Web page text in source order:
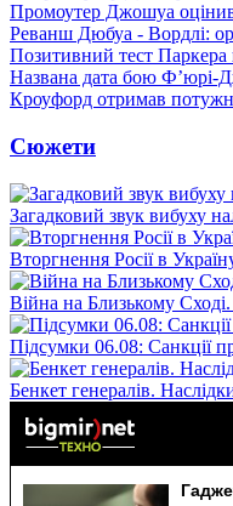
Промоутер Джошуа
Реванш Дюбуа - Вордлі:
Позитивний тест Паркера
Названа дата бою Ф’юрі-
Кроуфорд отримав
Сюжети
Загадковий звук вибуху
Вторгнення Росії в
Війна на Близькому
Підсумки 06.08: Санкції
Бенкет генералів.